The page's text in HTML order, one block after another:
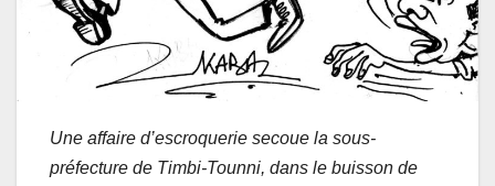
Une affaire d’escroquerie secoue la sous-
préfecture de Timbi-Tounni, dans le buisson de